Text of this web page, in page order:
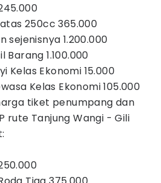
250cc 365.000
sejenisnya 1.200.000
Barang 1.100.000
Kelas Ekonomi 15.000
Kelas Ekonomi 105.000
tiket penumpang dan
rute Tanjung Wangi - Gili